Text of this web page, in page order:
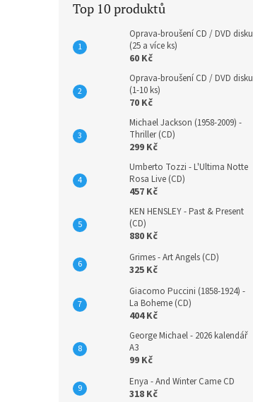
Top 10 produktů
Oprava-broušení CD / DVD disku
(25 a více ks)
60 Kč
Oprava-broušení CD / DVD disku
(1-10 ks)
70 Kč
Michael Jackson (1958-2009) -
Thriller (CD)
299 Kč
Umberto Tozzi - L'Ultima Notte
Rosa Live (CD)
457 Kč
KEN HENSLEY - Past & Present
(CD)
880 Kč
Grimes - Art Angels (CD)
325 Kč
Giacomo Puccini (1858-1924) -
La Boheme (CD)
404 Kč
George Michael - 2026 kalendář
A3
99 Kč
Enya - And Winter Came CD
318 Kč